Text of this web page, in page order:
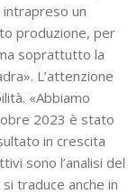
un
produzione, per
soprattutto la
L’attenzione
«Abbiamo
2023 è stato
in crescita
sono l’analisi del
traduce anche in